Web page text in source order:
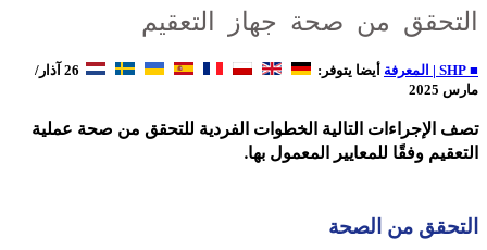
التحقق من صحة جهاز التعقيم
■ SHP | المعرفة أيضا يتوفر:
26 آذار/
مارس 2025
تصف الإجراءات التالية الخطوات الفردية للتحقق من صحة عملية
التعقيم وفقًا للمعايير المعمول بها.
التحقق من الصحة